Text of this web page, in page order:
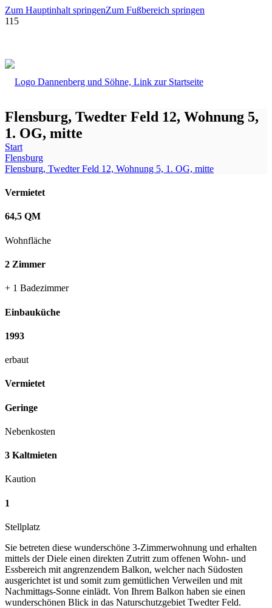
Zum Hauptinhalt springenZum Fußbereich springen
Flensburg, Twedter Feld 12, Wohnung 5,
1. OG, mitte
Start
Flensburg
Flensburg, Twedter Feld 12, Wohnung 5, 1. OG, mitte
Vermietet
64,5 QM
Wohnfläche
2 Zimmer
+ 1 Badezimmer
Einbauküche
1993
erbaut
Vermietet
Geringe
Nebenkosten
3 Kaltmieten
Kaution
1
Stellplatz
Sie betreten diese wunderschöne 3-Zimmerwohnung und erhalten
mittels der Diele einen direkten Zutritt zum offenen Wohn- und
Essbereich mit angrenzendem Balkon, welcher nach Südosten
ausgerichtet ist und somit zum gemütlichen Verweilen und mit
Nachmittags-Sonne einlädt. Von Ihrem Balkon haben sie einen
wunderschönen Blick in das Naturschutzgebiet Twedter Feld.